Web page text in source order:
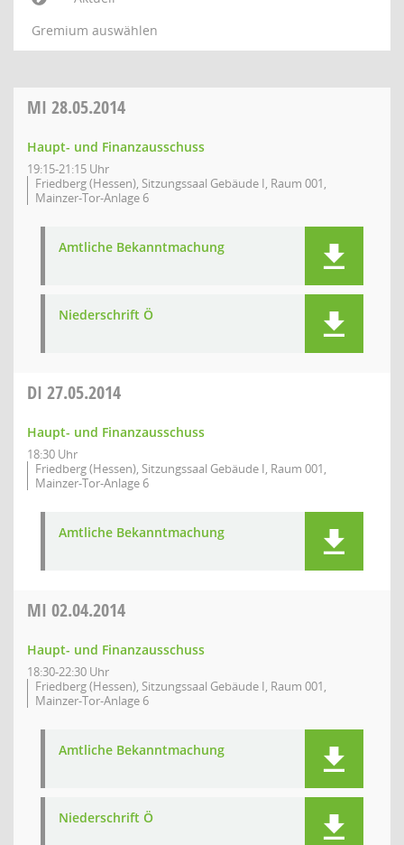
Gremium auswählen
MI 28.05.2014
Haupt- und Finanzausschuss
19:15-21:15 Uhr
Friedberg (Hessen), Sitzungssaal Gebäude I, Raum 001,
Mainzer-Tor-Anlage 6
Amtliche Bekanntmachung
Niederschrift Ö
DI 27.05.2014
Haupt- und Finanzausschuss
18:30 Uhr
Friedberg (Hessen), Sitzungssaal Gebäude I, Raum 001,
Mainzer-Tor-Anlage 6
Amtliche Bekanntmachung
MI 02.04.2014
Haupt- und Finanzausschuss
18:30-22:30 Uhr
Friedberg (Hessen), Sitzungssaal Gebäude I, Raum 001,
Mainzer-Tor-Anlage 6
Amtliche Bekanntmachung
Niederschrift Ö